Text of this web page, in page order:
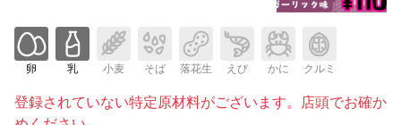
卵 乳 小麦 そば 落花生 えび かに クルミ
登録されていない特定原材料がございます。店頭でお確か